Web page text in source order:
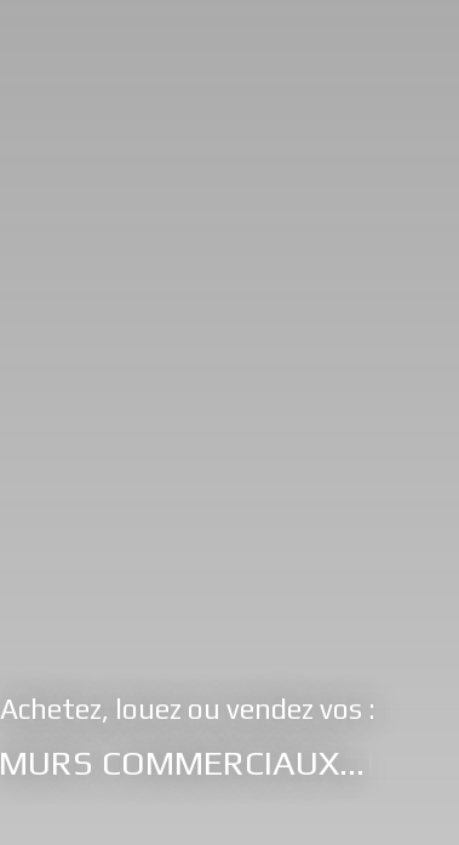
Achetez, louez ou vendez vos :
BUREAUX,|